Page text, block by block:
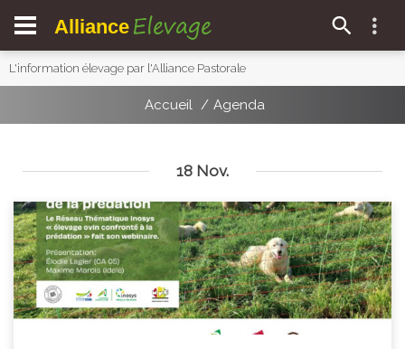
Alliance Elevage
L'information élevage par l'Alliance Pastorale
Accueil Agenda
18 Nov.